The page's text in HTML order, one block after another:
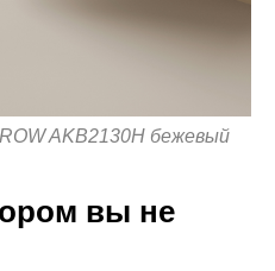
AKB2130H бежевый
вы не